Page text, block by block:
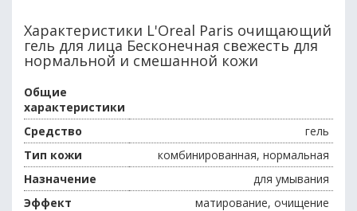
Характеристики L'Oreal Paris очищающий
гель для лица Бесконечная свежесть для
нормальной и смешанной кожи
Общие
характеристики
Средство
гель
Тип кожи
комбинированная, нормальная
Назначение
для умывания
Эффект
матирование, очищение